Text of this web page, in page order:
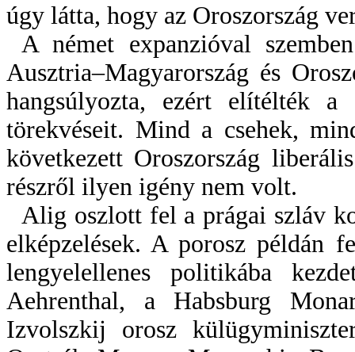
úgy látta, hogy az Oroszország
A német expanzióval
Ausztria–Ma­gyar­or­szág és
hangsúlyozta, ezért elítélték a
törekvéseit. Mind a csehek,
következett Oroszország
részről ilyen igény nem volt.
Alig oszlott fel a prágai szláv
elképzelések. A porosz példán
lengyelellenes politikába
Aehrenthal, a Habsburg
Izvolszkij orosz